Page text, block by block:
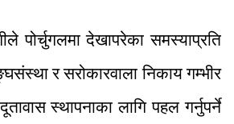
पोर्चुगलमा देखापरेका समस्याप्रति
र सरोकारवाला निकाय गम्भीर
स्थापनाका लागि पहल गर्नुपर्ने